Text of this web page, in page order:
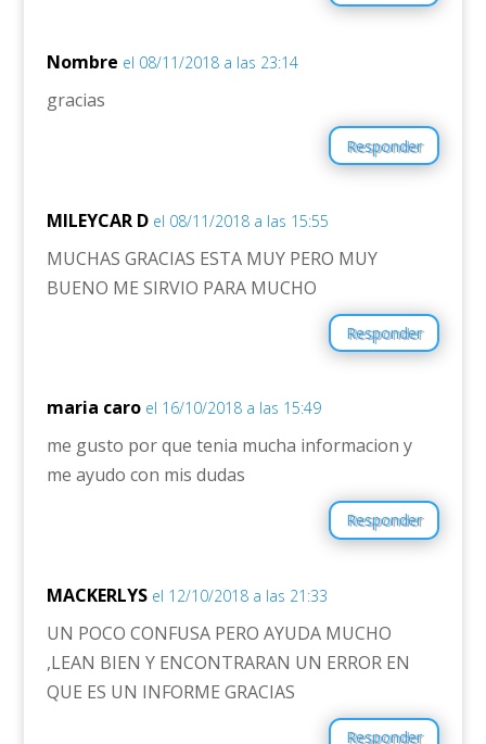
Nombre el 08/11/2018 a las 23:14
gracias
Responder
MILEYCAR D el 08/11/2018 a las 15:55
MUCHAS GRACIAS ESTA MUY PERO MUY
BUENO ME SIRVIO PARA MUCHO
Responder
maria caro el 16/10/2018 a las 15:49
me gusto por que tenia mucha informacion y
me ayudo con mis dudas
Responder
MACKERLYS el 12/10/2018 a las 21:33
UN POCO CONFUSA PERO AYUDA MUCHO
,LEAN BIEN Y ENCONTRARAN UN ERROR EN
QUE ES UN INFORME GRACIAS
Responder